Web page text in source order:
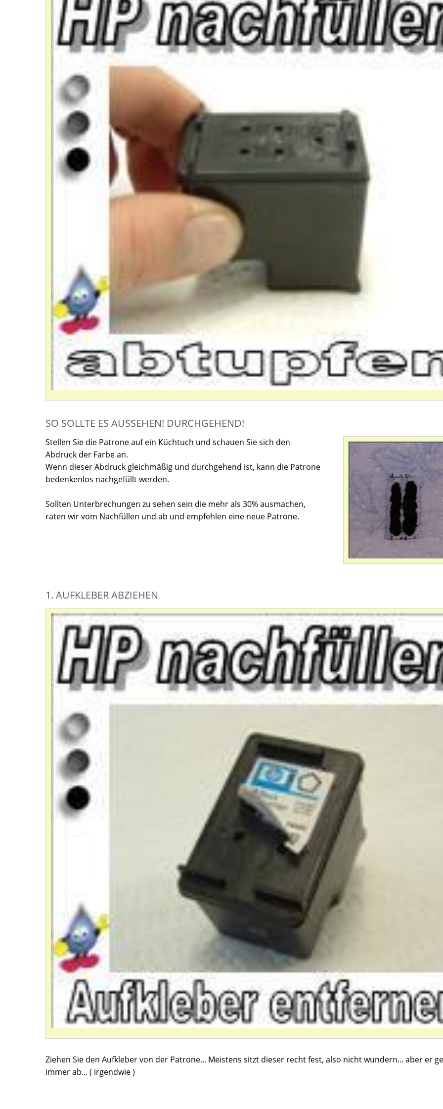
SO SOLLTE ES AUSSEHEN! DURCHGEHEND!
Stellen Sie die Patrone auf ein Küchtuch und schauen Sie sich den
Abdruck der Farbe an.
Wenn dieser Abdruck gleichmäßig und durchgehend ist, kann die Patrone
bedenkenlos nachgefüllt werden.
Sollten Unterbrechungen zu sehen sein die mehr als 30% ausmachen,
raten wir vom Nachfüllen und ab und empfehlen eine neue Patrone.
1. AUFKLEBER ABZIEHEN
Ziehen Sie den Aufkleber von der Patrone... Meistens sitzt dieser recht fest, also nicht wundern... aber er
immer ab... ( irgendwie )